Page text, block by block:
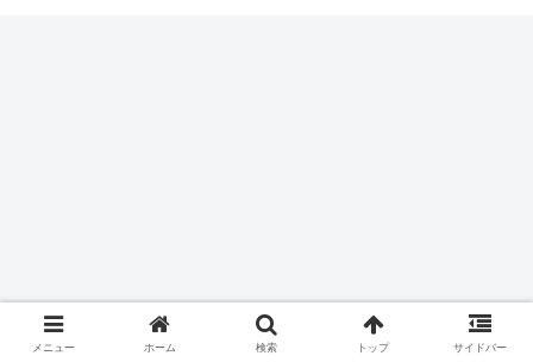
メニュー ホーム 検索 トップ サイドバー